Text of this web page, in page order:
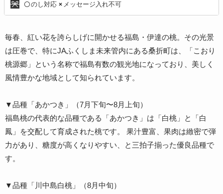
〇のし対応 × メッセージ入れ不可
毎春、紅い花を誇らしげに開かせる福島・伊達の桃。その光景
は圧巻で、特にJAふくしま未来管内にある桑折町は、「こおり
桃源郷」という名称で福島有数の観光地になっており、美しく
風情豊かな地域として知られています。
▼品種「あかつき」（7月下旬〜8月上旬）
福島桃の代表的な品種である「あかつき」は「白桃」と「白
鳳」を交配して育成された桃です。 果汁豊富、果肉は緻密で弾
力があり、糖度が高くなりやすい、と三拍子揃った優良品種で
す。
▼品種「川中島白桃」（8月中旬）